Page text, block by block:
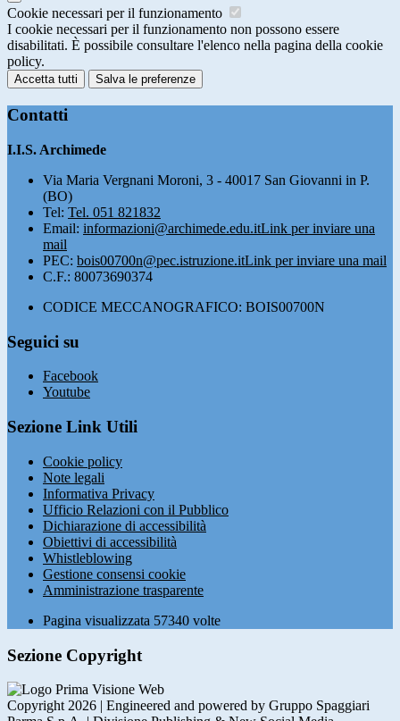
Cookie necessari per il funzionamento
I cookie necessari per il funzionamento non possono essere
disabilitati. È possibile consultare l'elenco nella pagina della cookie
policy.
Accetta tutti Salva le preferenze
Contatti
I.I.S. Archimede
Via Maria Vergnani Moroni, 3 - 40017 San Giovanni in P.
(BO)
Tel: Tel. 051 821832
Email: informazioni@archimede.edu.itLink per inviare una
mail
PEC: bois00700n@pec.istruzione.itLink per inviare una mail
C.F.: 80073690374
CODICE MECCANOGRAFICO: BOIS00700N
Seguici su
Facebook
Youtube
Sezione Link Utili
Cookie policy
Note legali
Informativa Privacy
Ufficio Relazioni con il Pubblico
Dichiarazione di accessibilità
Obiettivi di accessibilità
Whistleblowing
Gestione consensi cookie
Amministrazione trasparente
Pagina visualizzata 57340 volte
Sezione Copyright
Copyright 2026 | Engineered and powered by Gruppo Spaggiari